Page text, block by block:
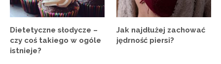
Dietetyczne słodycze –
czy coś takiego w ogóle
istnieje?
Jak najdłużej zachować
jędrność piersi?